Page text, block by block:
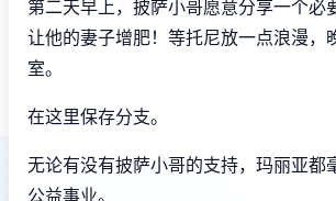
第二天早上，披萨小哥愿意分享一个必
让他的妻子增肥！等托尼放一点浪漫，
室。
在这里保存分支。
无论有没有披萨小哥的支持，玛丽亚都
公益事业。